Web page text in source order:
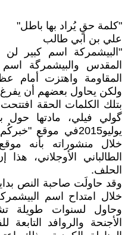
"كلمة حقٍ يُراد بها باطل"
علي بن ابي طالب
"البيشمركة اسم كبير
المقدس والبيشمرگة
المقاومة واهتزت أمام
ولكن يحاول بعضهم أن
بتلك الكلمات الحقة
يوليو2015في موقع
خلال منشوراته بأنه
الطالباني الأوجلاني،
الحلف.
وقد حاولَت صاحبة النص
خلال امتداح اسم
وحاول لسنوات طويلة
الأجنحة والروافد